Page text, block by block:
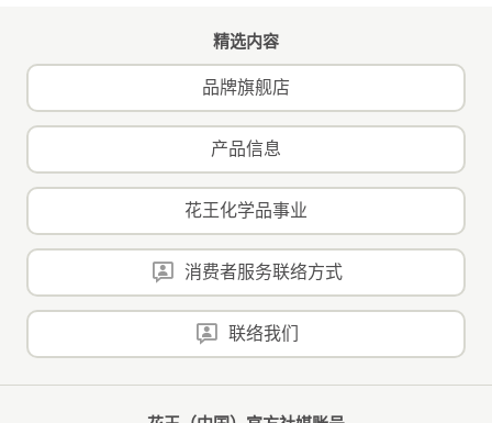
精选内容
品牌旗舰店
产品信息
花王化学品事业
消费者服务联络方式
联络我们